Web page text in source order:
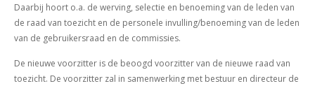
Daarbij hoort o.a. de werving, selectie en benoeming van de leden van
de raad van toezicht en de personele invulling/benoeming van de leden
van de gebruikersraad en de commissies.
De nieuwe voorzitter is de beoogd voorzitter van de nieuwe raad van
toezicht. De voorzitter zal in samenwerking met bestuur en directeur de